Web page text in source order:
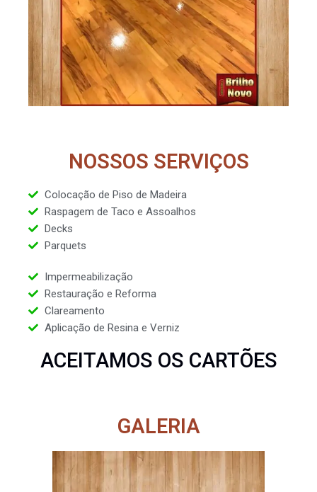
NOSSOS SERVIÇOS
Colocação de Piso de Madeira
Raspagem de Taco e Assoalhos
Decks
Parquets
Impermeabilização
Restauração e Reforma
Clareamento
Aplicação de Resina e Verniz
ACEITAMOS OS CARTÕES
GALERIA